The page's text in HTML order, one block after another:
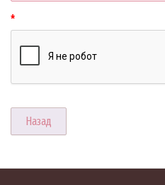
Назад